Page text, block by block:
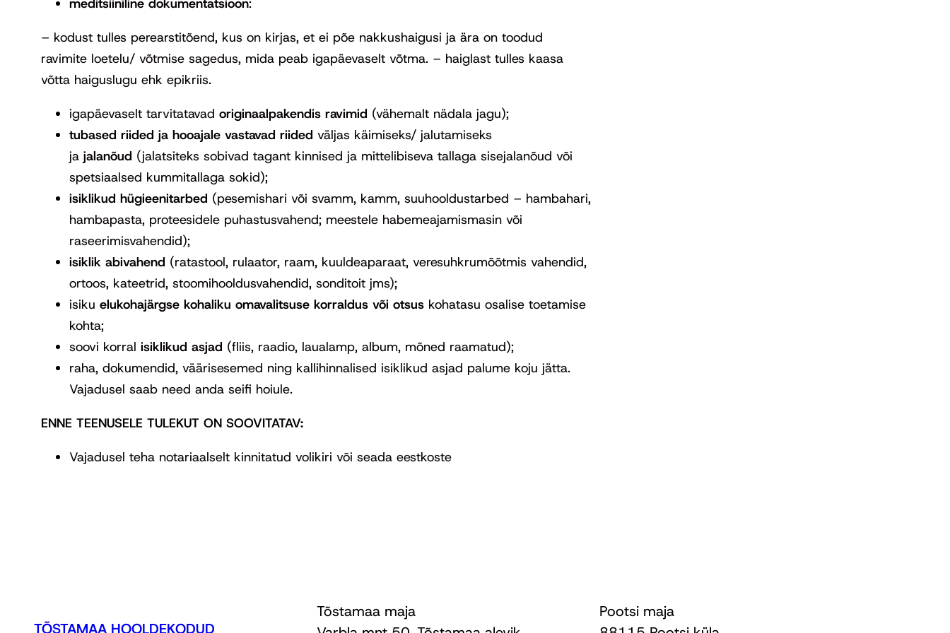
– kodust tulles perearstitõend, kus on kirjas, et ei põe nakkushaigusi ja ära on toodud
ravimite loetelu/ võtmise sagedus, mida peab igapäevaselt võtma. – haiglast tulles kaasa
võtta haiguslugu ehk epikriis.
igapäevaselt tarvitatavad originaalpakendis ravimid (vähemalt nädala jagu);
tubased riided ja hooajale vastavad riided väljas käimiseks/ jalutamiseks
ja jalanõud (jalatsiteks sobivad tagant kinnised ja mittelibiseva tallaga sisejalanõud või
spetsiaalsed kummitallaga sokid);
isiklikud hügieenitarbed (pesemishari või svamm, kamm, suuhooldustarbed – hambahari,
hambapasta, proteesidele puhastusvahend; meestele habemeajamismasin või
raseerimisvahendid);
isiklik abivahend (ratastool, rulaator, raam, kuuldeaparaat, veresuhkrumõõtmis vahendid,
ortoos, kateetrid, stoomihooldusvahendid, sonditoit jms);
isiku elukohajärgse kohaliku omavalitsuse korraldus või otsus kohatasu osalise toetamise
kohta;
soovi korral isiklikud asjad (fliis, raadio, laualamp, album, mõned raamatud);
raha, dokumendid, väärisesemed ning kallihinnalised isiklikud asjad palume koju jätta.
Vajadusel saab need anda seifi hoiule.
ENNE TEENUSELE TULEKUT ON SOOVITATAV:
Vajadusel teha notariaalselt kinnitatud volikiri või seada eestkoste
TÕSTAMAA HOOLDEKODUD
Tõstamaa maja
Pootsi maja